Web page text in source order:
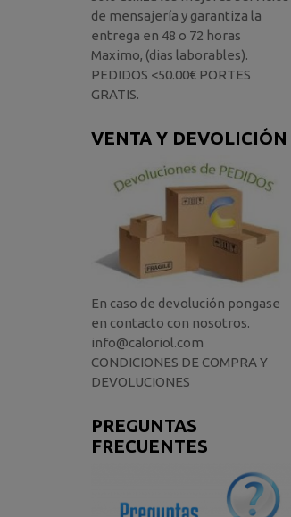
de mensajería y garantiza la
entrega en 48 o 72 horas
Maximo, (dias laborables).
PEDIDOS <50.00€ PORTES
GRATIS.
VENTA Y DEVOLICIÓN
En caso de devolución pongase
en contacto con nosotros.
info@caloriol.com
CONDICIONES DE COMPRA Y
DEVOLUCIONES
PREGUNTAS
FRECUENTES